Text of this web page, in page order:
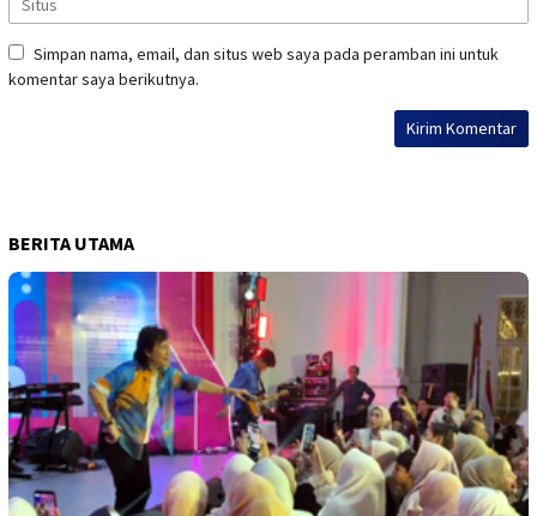
Simpan nama, email, dan situs web saya pada peramban ini untuk
komentar saya berikutnya.
BERITA UTAMA